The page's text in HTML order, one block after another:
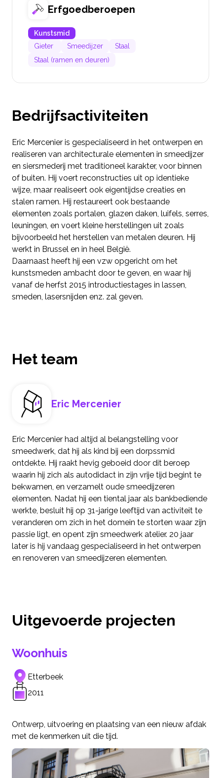
Erfgoedberoepen
Kunstsmid
Gieter
Smeedijzer
Staal
Staal (ramen en deuren)
Bedrijfsactiviteiten
Eric Mercenier is gespecialiseerd in het ontwerpen en
realiseren van architecturale elementen in smeedijzer
en siersmederij met traditioneel karakter, voor binnen
of buiten. Hij voert reconstructies uit op identieke
wijze, maar realiseert ook eigentijdse creaties en
stalen ramen. Hij restaureert ook bestaande
elementen zoals portalen, glazen daken, luifels, serres,
leuningen, en voert kleine herstellingen uit zoals
bijvoorbeeld het herstellen van metalen deuren. Hij
werkt in Brussel en in heel België.
Daarnaast heeft hij een vzw opgericht om het
kunstsmeden ambacht door te geven, en waar hij
vanaf de herfst 2015 introductiestages in lassen,
smeden, lasersnijden enz. zal geven.
Het team
Eric Mercenier
Eric Mercenier had altijd al belangstelling voor
smeedwerk, dat hij als kind bij een dorpssmid
ontdekte. Hij raakt hevig geboeid door dit beroep
waarin hij zich als autodidact in zijn vrije tijd begint te
bekwamen, en verzamelt oude smeedijzeren
elementen. Nadat hij een tiental jaar als bankbediende
werkte, besluit hij op 31-jarige leeftijd van activiteit te
veranderen om zich in het domein te storten waar zijn
passie ligt, en opent zijn smeedwerk atelier. 20 jaar
later is hij vandaag gespecialiseerd in het ontwerpen
en renoveren van smeedijzeren elementen.
Uitgevoerde projecten
Woonhuis
Etterbeek
2011
Ontwerp, uitvoering en plaatsing van een nieuw afdak
met de kenmerken uit die tijd.